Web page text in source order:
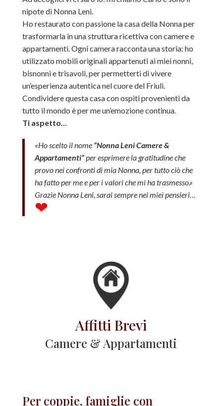
nipote di Nonna Leni.
Ho restaurato con passione la casa della Nonna per
trasformarla in una struttura ricettiva con camere e
appartamenti. Ogni camera racconta una storia: ho
utilizzato mobili originali appartenuti ai miei nonni,
bisnonni e trisavoli, per permetterti di vivere
un’esperienza autentica nel cuore del Friuli.
Condividere questa casa con ospiti provenienti da
tutto il mondo è per me un’emozione continua.
Ti aspetto…
«Ho scelto il nome “Nonna Leni Camere &
Appartamenti”per esprimere la gratitudine che
provo nei confronti di mia Nonna, per tutto ciò che
ha fatto per me e per i valori che mi ha trasmesso.»
Grazie Nonna Leni, sarai sempre nei miei pensieri…
❤
Affitti Brevi
Camere & Appartamenti
Per coppie, famiglie con